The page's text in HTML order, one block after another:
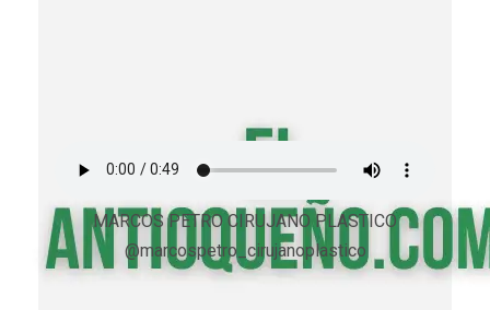
MARCOS PETRO CIRUJANO PLASTICO
@marcospetro_cirujanoplastico